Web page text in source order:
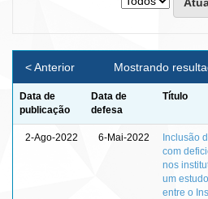
Mostrando
< Anterior
Data de
publicação
Data de
defesa
Título
2-Ago-2022 6-Mai-2022
Inclusão
com
nos
um
entre o